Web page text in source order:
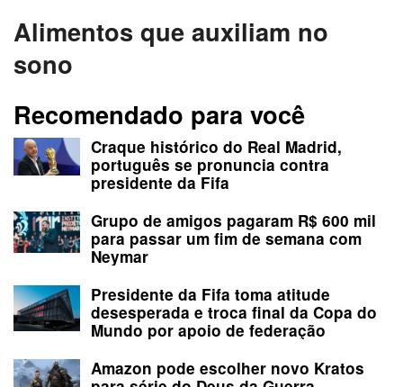
Alimentos que auxiliam no
sono
Recomendado para você
Craque histórico do Real Madrid,
português se pronuncia contra
presidente da Fifa
Grupo de amigos pagaram R$ 600 mil
para passar um fim de semana com
Neymar
Presidente da Fifa toma atitude
desesperada e troca final da Copa do
Mundo por apoio de federação
Amazon pode escolher novo Kratos